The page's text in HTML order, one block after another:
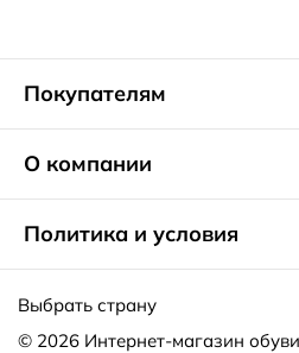
банковской картой или
воспользоваться услугами
свою покупку в ближайшем
постаматов. Не забудьте
Покупателям
О компании
Политика и условия
Выбрать страну
© 2026 Интернет-магазин